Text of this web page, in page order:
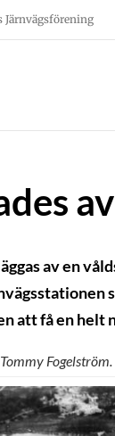
av en
att få en helt
Fogelström.